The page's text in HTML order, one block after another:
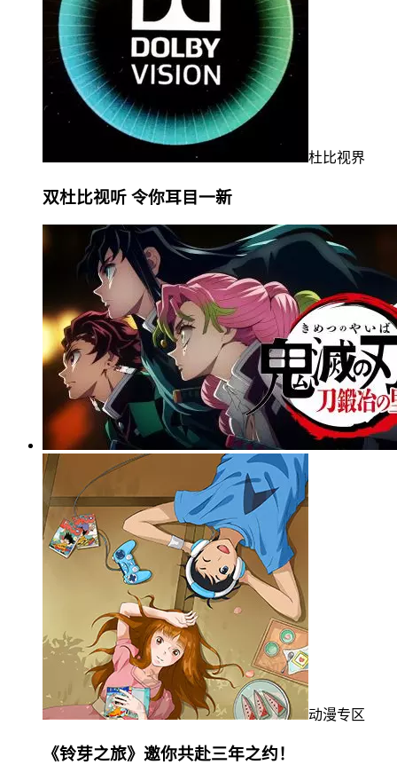
杜比视界
双杜比视听 令你耳目一新
动漫专区
《铃芽之旅》邀你共赴三年之约！